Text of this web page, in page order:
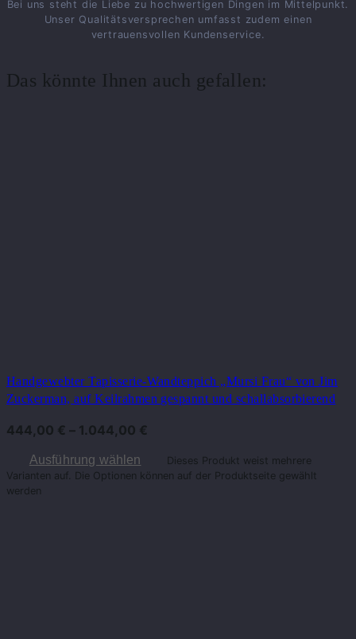
Bei uns steht die Liebe zu hochwertigen Dingen im Mittelpunkt.
Unser Qualitätsversprechen umfasst zudem einen
vertrauensvollen Kundenservice.
Das könnte Ihnen auch gefallen:
Handgewebter Tapisserie-Wandteppich „Mursi Frau“ von Jim
Zuckerman, auf Keilrahmen gespannt und schallabsorbierend
444,00 € – 1.044,00 €
Ausführung wählen
Dieses Produkt weist mehrere
Varianten auf. Die Optionen können auf der Produktseite gewählt
werden